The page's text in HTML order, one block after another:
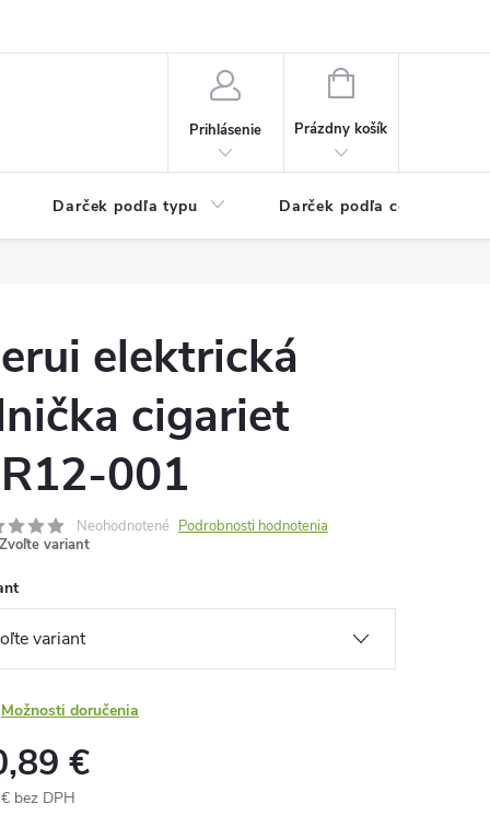
Prihlásenie
NÁKUPNÝ
Prázdny košík
Darček podľa typu Darček podľa ceny
elektrická
cigariet
001
Neohodnotené Podrobnosti hodnotenia
Zvoľte variant
Možnosti doručenia
€
bez DPH